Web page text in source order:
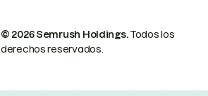
© 2026 Semrush Holdings.Todos los
derechos reservados.